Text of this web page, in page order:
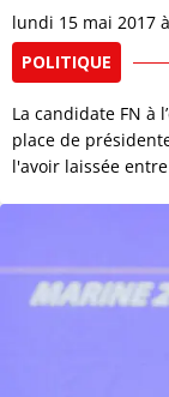
lundi 15 mai 2017
POLITIQUE
La candidate FN à
place de
l'avoir laissée